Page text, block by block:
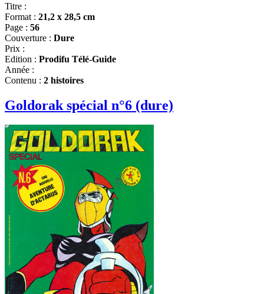
Titre :
Format : 21,2 x 28,5 cm
Page : 56
Couverture : Dure
Prix :
Edition : Prodifu Télé-Guide
Année :
Contenu : 2 histoires
Goldorak spécial n°6 (dure)